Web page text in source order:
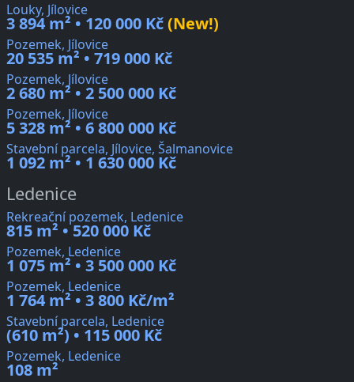
Louky, Jílovice
3 894 m² • 120 000 Kč(New!)
Pozemek, Jílovice
20 535 m² • 719 000 Kč
Pozemek, Jílovice
2 680 m² • 2 500 000 Kč
Pozemek, Jílovice
5 328 m² • 6 800 000 Kč
Stavební parcela, Jílovice, Šalmanovice
1 092 m² • 1 630 000 Kč
Ledenice
Rekreační pozemek, Ledenice
815 m² • 520 000 Kč
Pozemek, Ledenice
1 075 m² • 3 500 000 Kč
Pozemek, Ledenice
1 764 m² • 3 800 Kč/m²
Stavební parcela, Ledenice
(610 m²) • 115 000 Kč
Pozemek, Ledenice
108 m²